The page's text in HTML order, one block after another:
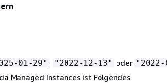
01-29" , "2022-12-13" oder "2022-
Managed Instances ist Folgendes